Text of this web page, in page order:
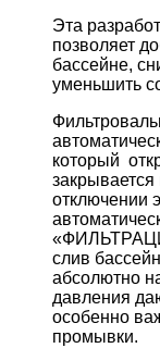
Эта
позволяет
бассейне,
уменьшить
который
отключении
слив
абсолютно
давления
особенно
промывки.